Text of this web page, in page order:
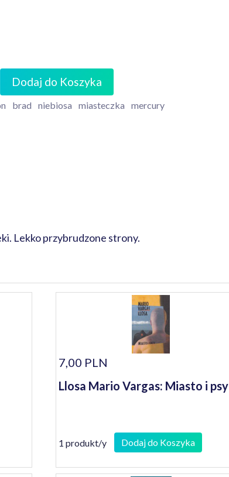
Dodaj do Koszyka
brad niebiosa miasteczka mercury
Lekko przybrudzone strony.
7,00 PLN
Llosa Mario Vargas: Miasto i psy
1 produkt/y Dodaj do Koszyka